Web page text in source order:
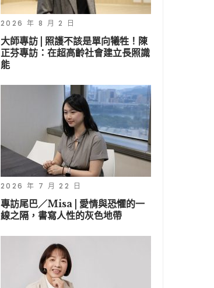
2026 年 8 月 2 日
大師專訪 | 照護不該是單向犧牲！陳
正芬專訪：在超高齡社會建立長照識
能
2026 年 7 月 22 日
專訪尾巴／Misa | 愛情與恐懼的一
線之隔，書寫人性的灰色地帶